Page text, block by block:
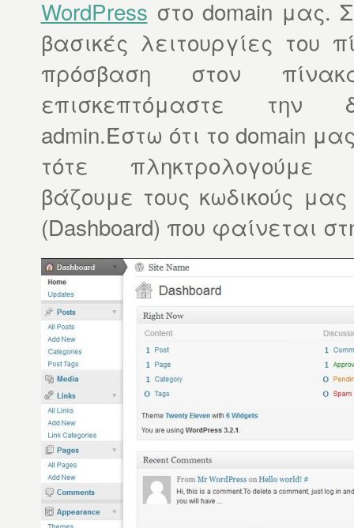
WordPress στο domain μας.
βασικές λειτουργίες του
πρόσβαση στον
επισκεπτόμαστε την
admin.Έστω ότι το domain
τότε πληκτρολογούμε
βάζουμε τους κωδικούς
(Dashboard) που φαίνεται